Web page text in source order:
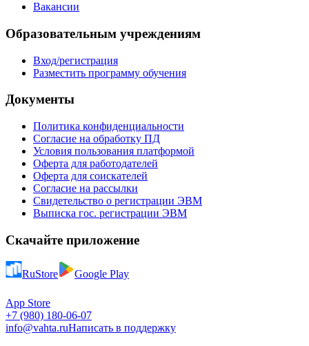
Вакансии
Образовательным учреждениям
Вход/регистрация
Разместить программу обучения
Документы
Политика конфиденциальности
Согласие на обработку ПД
Условия пользования платформой
Оферта для работодателей
Оферта для соискателей
Согласие на рассылки
Свидетельство о регистрации ЭВМ
Выписка гос. регистрации ЭВМ
Скачайте приложение
RuStore Google Play
App Store
+7 (980) 180-06-07
info@vahta.ruНаписать в поддержку